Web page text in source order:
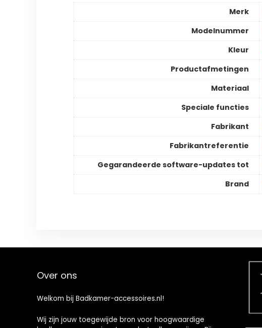
Merk
Modelnummer
Kleur
Productafmetingen
Materiaal
Speciale functies
Fabrikant
Fabrikantreferentie
Gegarandeerde software-updates tot
Brand
Over ons
Welkom bij Badkamer-accessoires.nl!
Wij zijn jouw toegewijde bron voor hoogwaardige